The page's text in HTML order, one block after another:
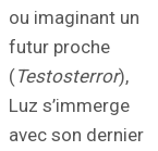
ou imaginant un
futur proche
(Testosterror),
Luz s’immerge
avec son dernier